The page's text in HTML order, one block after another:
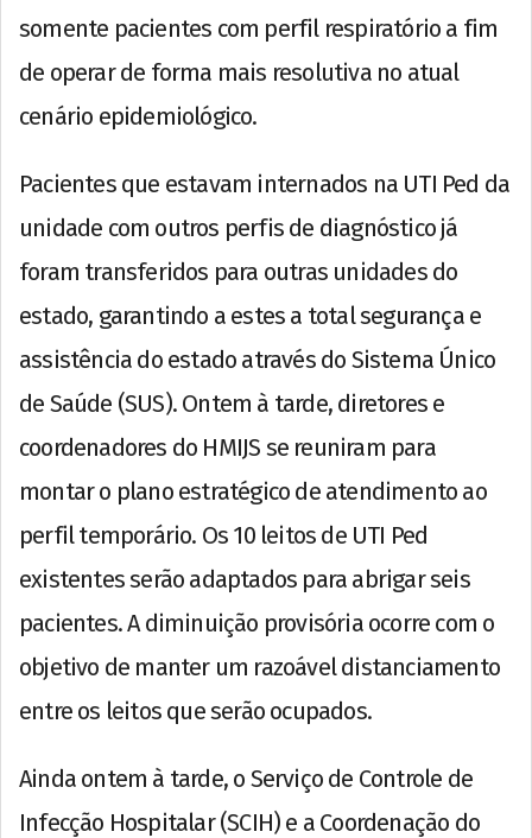
somente pacientes com perfil respiratório a fim
de operar de forma mais resolutiva no atual
cenário epidemiológico.
Pacientes que estavam internados na UTI Ped da
unidade com outros perfis de diagnóstico já
foram transferidos para outras unidades do
estado, garantindo a estes a total segurança e
assistência do estado através do Sistema Único
de Saúde (SUS). Ontem à tarde, diretores e
coordenadores do HMIJS se reuniram para
montar o plano estratégico de atendimento ao
perfil temporário. Os 10 leitos de UTI Ped
existentes serão adaptados para abrigar seis
pacientes. A diminuição provisória ocorre com o
objetivo de manter um razoável distanciamento
entre os leitos que serão ocupados.
Ainda ontem à tarde, o Serviço de Controle de
Infecção Hospitalar (SCIH) e a Coordenação do